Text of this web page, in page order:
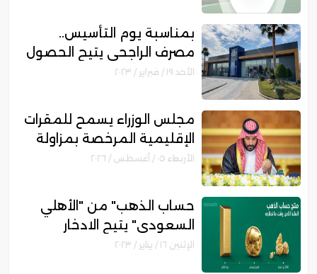
بمناسبة يوم التأسيس..
مصرف الراجحي يتيح الحصول
على تمويل شخصي بدون
والشروط
الأحد ١٩ / فبراير / ٢٠٢٣
مجلس الوزراء يسمح للمقرات
الإقليمية المرخصة بمزاولة
الأنشطة المالية عابرة الحدود
الأربعاء ٠٥ / أغسطس / ٢٠٢٦
حساب الذهب" من "الأهلي
السعودي" يتيح الادخار
والاستثمار في الذهب .. تعرف
الإثنين ١٦ / يناير / ٢٠٢٣